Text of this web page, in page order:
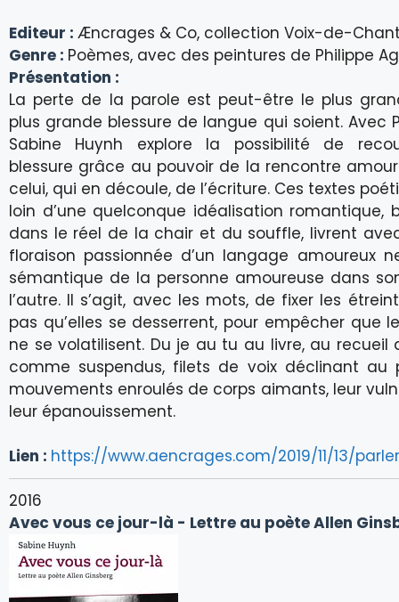
Editeur : Æncrages & Co, collection Voix-de-
Genre : Poèmes, avec des peintures de Philippe
Présentation :
La perte de la parole est peut-être le plus
plus grande blessure de langue qui soient. Avec
Sabine Huynh explore la possibilité de
blessure grâce au pouvoir de la rencontre
celui, qui en découle, de l’écriture. Ces textes
loin d’une quelconque idéalisation romantique,
dans le réel de la chair et du souffle, livrent
floraison passionnée d’un langage amoureux
sémantique de la personne amoureuse dans
l’autre. Il s’agit, avec les mots, de fixer les
pas qu’elles se desserrent, pour empêcher que
ne se volatilisent. Du je au tu au livre, au recueil
comme suspendus, filets de voix déclinant au
mouvements enroulés de corps aimants, leur
leur épanouissement.
Lien : https://www.aencrages.com/2019/11/13/
2016
Avec vous ce jour-là - Lettre au poète Allen